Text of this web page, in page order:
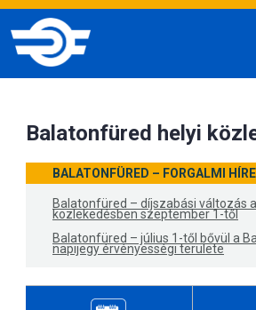
Balatonfüred helyi
BALATONFÜRED – FORGALMI
Balatonfüred – díjszabási változás
közlekedésben szeptember 1-től
Balatonfüred – július 1-től bővül a
napijegy érvényességi területe